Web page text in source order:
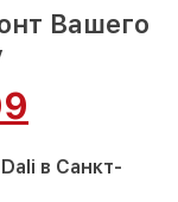
Вашего
в Санкт-